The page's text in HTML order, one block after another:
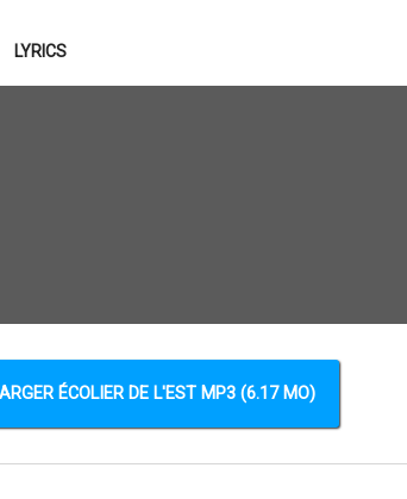
LYRICS
ÉCOLIER DE L'EST MP3 (6.17 MO)